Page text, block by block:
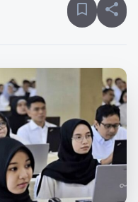
bookmark_border share